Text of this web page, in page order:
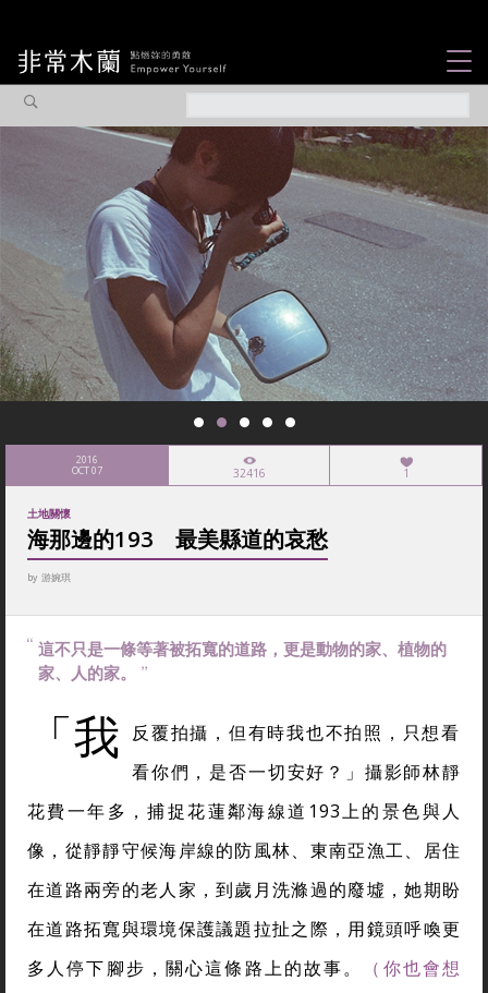
焦點企劃
社會企業
認識我們
2016
OCT 07 32416 1
土地關懷
海那邊的193 最美縣道的哀愁
by 游婉琪
這不只是一條等著被拓寬的道路，更是動物的家、植物的
家、人的家。
「我 反覆拍攝，但有時我也不拍照，只想看
看你們，是否一切安好？」攝影師林靜
花費一年多，捕捉花蓮鄰海線道193上的景色與人
像，從靜靜守候海岸線的防風林、東南亞漁工、居住
在道路兩旁的老人家，到歲月洗滌過的廢墟，她期盼
在道路拓寬與環境保護議題拉扯之際，用鏡頭呼喚更
多人停下腳步，關心這條路上的故事。
（你也會想